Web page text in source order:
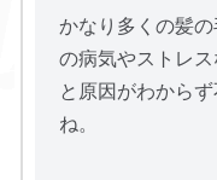
かなり多くの髪
の病気やストレ
と原因がわから
ね。